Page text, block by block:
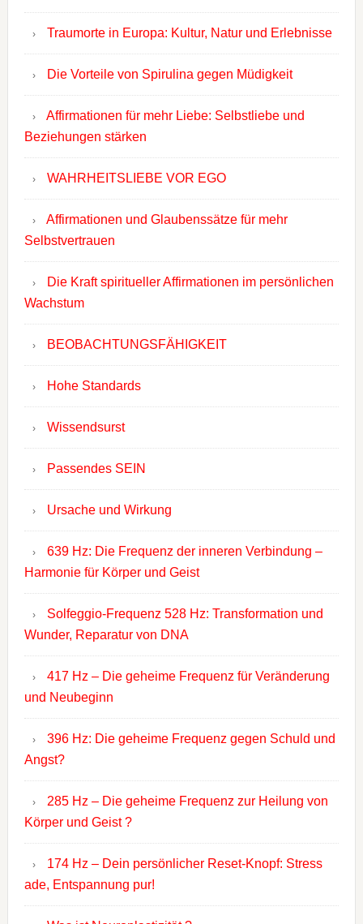
Traumorte in Europa: Kultur, Natur und Erlebnisse
Die Vorteile von Spirulina gegen Müdigkeit
Affirmationen für mehr Liebe: Selbstliebe und
Beziehungen stärken
WAHRHEITSLIEBE VOR EGO
Affirmationen und Glaubenssätze für mehr
Selbstvertrauen
Die Kraft spiritueller Affirmationen im persönlichen
Wachstum
BEOBACHTUNGSFÄHIGKEIT
Hohe Standards
Wissendsurst
Passendes SEIN
Ursache und Wirkung
639 Hz: Die Frequenz der inneren Verbindung –
Harmonie für Körper und Geist
Solfeggio-Frequenz 528 Hz: Transformation und
Wunder, Reparatur von DNA
417 Hz – Die geheime Frequenz für Veränderung
und Neubeginn
396 Hz: Die geheime Frequenz gegen Schuld und
Angst?
285 Hz – Die geheime Frequenz zur Heilung von
Körper und Geist ?
174 Hz – Dein persönlicher Reset-Knopf: Stress
ade, Entspannung pur!